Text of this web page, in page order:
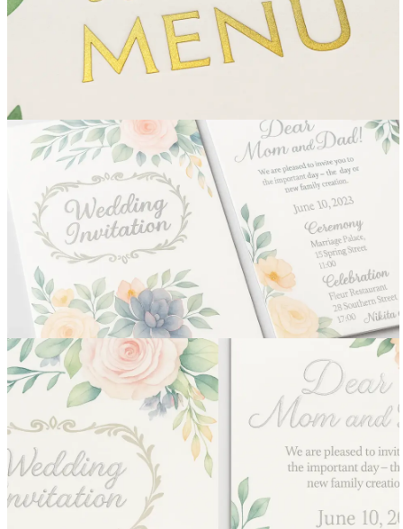
О компании
Написать директору
Арендодателям
Портфолио
Франшиза
Контакты